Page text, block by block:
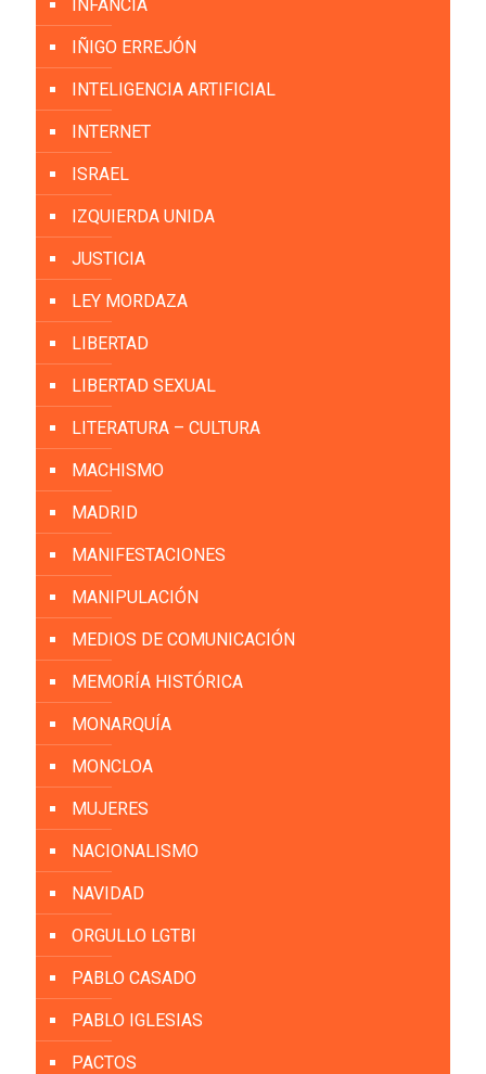
INFANCIA
IÑIGO ERREJÓN
INTELIGENCIA ARTIFICIAL
INTERNET
ISRAEL
IZQUIERDA UNIDA
JUSTICIA
LEY MORDAZA
LIBERTAD
LIBERTAD SEXUAL
LITERATURA – CULTURA
MACHISMO
MADRID
MANIFESTACIONES
MANIPULACIÓN
MEDIOS DE COMUNICACIÓN
MEMORÍA HISTÓRICA
MONARQUÍA
MONCLOA
MUJERES
NACIONALISMO
NAVIDAD
ORGULLO LGTBI
PABLO CASADO
PABLO IGLESIAS
PACTOS